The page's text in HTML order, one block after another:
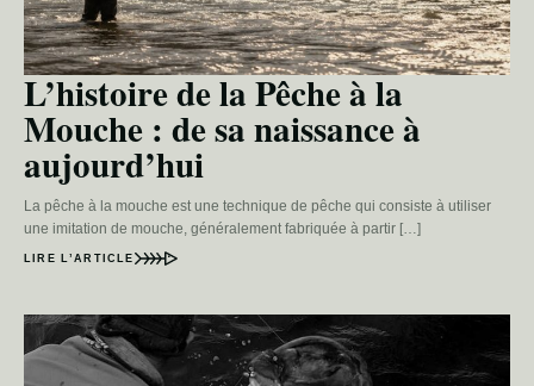
L’histoire de la Pêche à la
Mouche : de sa naissance à
aujourd’hui
La pêche à la mouche est une technique de pêche qui consiste à utiliser
une imitation de mouche, généralement fabriquée à partir […]
LIRE L’ARTICLE